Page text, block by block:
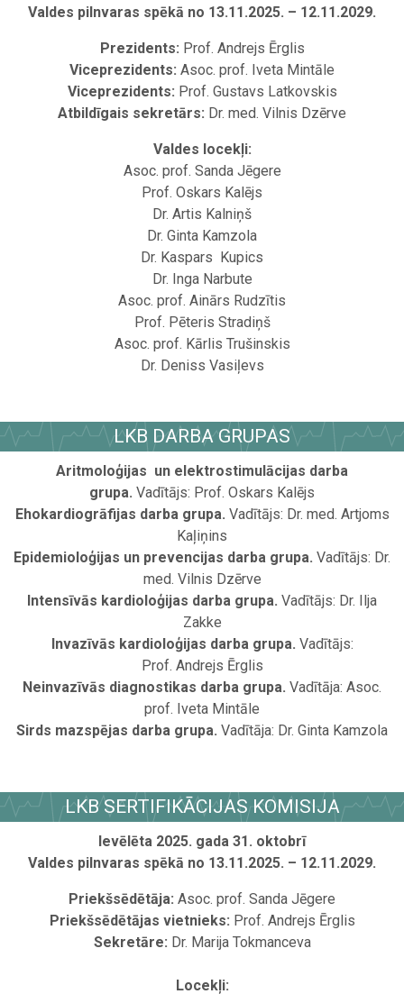
Valdes pilnvaras spēkā no 13.11.2025. – 12.11.2029.
Prezidents: Prof. Andrejs Ērglis
Viceprezidents: Asoc. prof. Iveta Mintāle
Viceprezidents: Prof. Gustavs Latkovskis
Atbildīgais sekretārs: Dr. med. Vilnis Dzērve
Valdes locekļi:
Asoc. prof. Sanda Jēgere
Prof. Oskars Kalējs
Dr. Artis Kalniņš
Dr. Ginta Kamzola
Dr. Kaspars Kupics
Dr. Inga Narbute
Asoc. prof. Ainārs Rudzītis
Prof. Pēteris Stradiņš
Asoc. prof. Kārlis Trušinskis
Dr. Deniss Vasiļevs
LKB DARBA GRUPAS
Aritmoloģijas un elektrostimulācijas darba
grupa. Vadītājs: Prof. Oskars Kalējs
Ehokardiogrāfijas darba grupa. Vadītājs: Dr. med. Artjoms
Kaļiņins
Epidemioloģijas un prevencijas darba grupa. Vadītājs: Dr.
med. Vilnis Dzērve
Intensīvās kardioloģijas darba grupa. Vadītājs: Dr. Ilja
Zakke
Invazīvās kardioloģijas darba grupa. Vadītājs:
Prof. Andrejs Ērglis
Neinvazīvās diagnostikas darba grupa. Vadītāja: Asoc.
prof. Iveta Mintāle
Sirds mazspējas darba grupa. Vadītāja: Dr. Ginta Kamzola
LKB SERTIFIKĀCIJAS KOMISIJA
Ievēlēta 2025. gada 31. oktobrī
Valdes pilnvaras spēkā no 13.11.2025. – 12.11.2029.
Priekšsēdētāja: Asoc. prof. Sanda Jēgere
Priekšsēdētājas vietnieks: Prof. Andrejs Ērglis
Sekretāre: Dr. Marija Tokmanceva
Locekļi: